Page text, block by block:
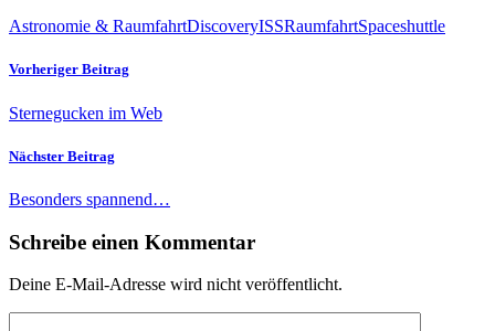
Astronomie & RaumfahrtDiscoveryISSRaumfahrtSpaceshuttle
Vorheriger Beitrag
Sternegucken im Web
Nächster Beitrag
Besonders spannend…
Schreibe einen Kommentar
Deine E-Mail-Adresse wird nicht veröffentlicht.